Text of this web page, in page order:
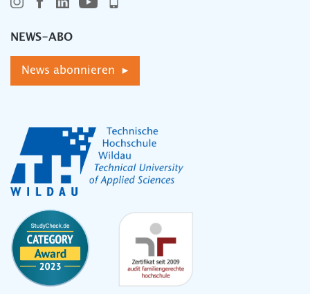
NEWS-ABO
News abonnieren ▸